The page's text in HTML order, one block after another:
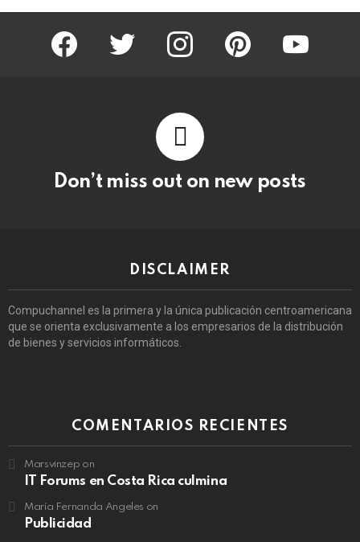
facebook twitter instagram pinterest youtube
Don’t miss out on new posts
DISCLAIMER
Compuchannel es la primera y la única publicación centroamericana
que se orienta exclusivamente a los empresarios de la distribución
de bienes y servicios informáticos.
COMENTARIOS RECIENTES
Marsvinzep on
IT Forums en Costa Rica culmina
María Fernanda Angeles on
Publicidad